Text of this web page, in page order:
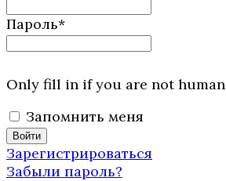
Пароль*
Only fill in if you are not human
Запомнить меня
Зарегистрироваться
Забыли пароль?